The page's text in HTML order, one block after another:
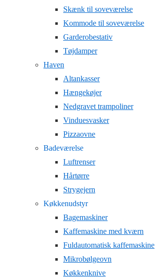
Skænk til soveværelse
Kommode til soveværelse
Garderobestativ
Tøjdamper
Haven
Altankasser
Hængekøjer
Nedgravet trampoliner
Vinduesvasker
Pizzaovne
Badeværelse
Luftrenser
Hårtørre
Strygejern
Køkkenudstyr
Bagemaskiner
Kaffemaskine med kværn
Fuldautomatisk kaffemaskine
Mikrobølgeovn
Køkkenknive